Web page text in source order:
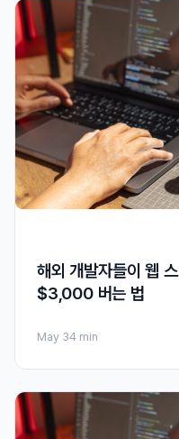
해외 개발자들이 웹
$3,000 버는 법
May 34 min